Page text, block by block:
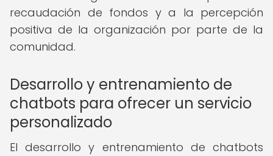
recaudación de fondos y a la percepción
positiva de la organización por parte de la
comunidad.
Desarrollo y entrenamiento de
chatbots para ofrecer un servicio
personalizado
El desarrollo y entrenamiento de chatbots